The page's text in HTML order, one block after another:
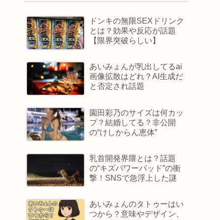
ドンキの無限SEXドリンク
とは？効果や反応が話題
【限界突破らしい】
あいみょんが乳出してるai
画像拡散はどれ？AI生成だ
と否定され話題
園田彩乃のサイズは何カッ
プ？結婚してる？非公開
の“けしからん恵体”
乳首開発界隈とは？話題
の“キズパワーパッド”の衝
撃！SNSで急浮上した謎
あいみょんのタトゥーはい
つから？意味やデザイン、